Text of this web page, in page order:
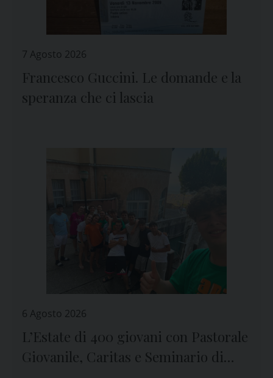
7 Agosto 2026
Francesco Guccini. Le domande e la
speranza che ci lascia
6 Agosto 2026
L’Estate di 400 giovani con Pastorale
Giovanile, Caritas e Seminario di